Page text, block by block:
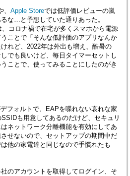
、 Apple Storeでは低評価レビューの嵐
な…と予想していた通りあった。
コロナ禍で在宅が多くスマホから電源
ことで「そんな低評価のアプリなんか
れど、2022年は外出も増え、酷暑の
でも良いけど、毎日タイマーセットし
ことで、使ってみることにしたのがき
フォルトで、EAPを喋れない哀れな家
SSIDも用意してあるのだけど、セキュリ
ネットワーク分離機能を有効にしてあ
せないので、セットアップの期間中だ
他の家電達と同じなので手慣れたも
のアカウントを取得してログイン、そ